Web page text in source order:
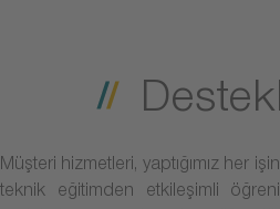
Müşteri hizmetleri, yaptığımız her
teknik eğitimden etkileşimli